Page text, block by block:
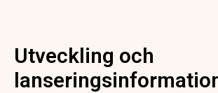
Utveckling och